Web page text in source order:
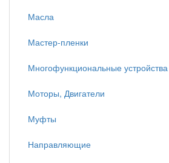
Масла
Мастер-пленки
Многофункциональные устройства
Моторы, Двигатели
Муфты
Направляющие